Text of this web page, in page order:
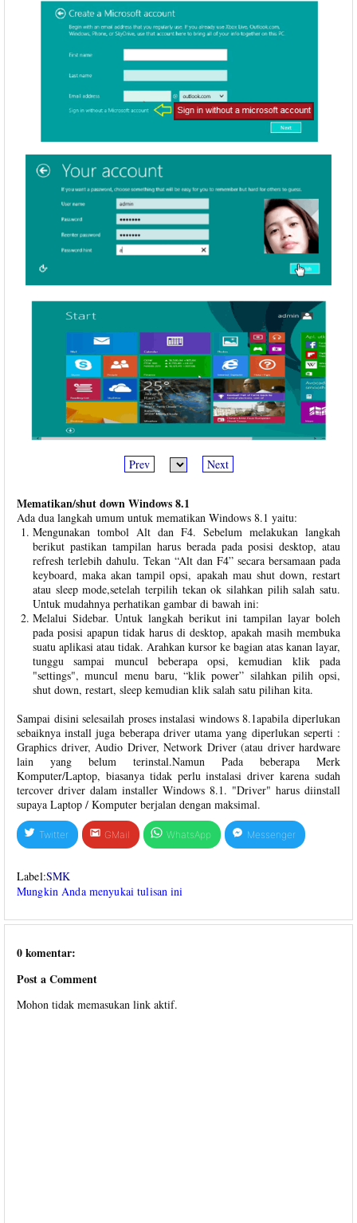
Prev Next
Mematikan/shut down Windows 8.1
Ada dua langkah umum untuk mematikan Windows 8.1 yaitu:
Mengunakan tombol Alt dan F4. Sebelum melakukan langkah
berikut pastikan tampilan harus berada pada posisi desktop, atau
refresh terlebih dahulu. Tekan “Alt dan F4” secara bersamaan pada
keyboard, maka akan tampil opsi, apakah mau shut down, restart
atau sleep mode,setelah terpilih tekan ok silahkan pilih salah satu.
Untuk mudahnya perhatikan gambar di bawah ini:
Melalui Sidebar. Untuk langkah berikut ini tampilan layar boleh
pada posisi apapun tidak harus di desktop, apakah masih membuka
suatu aplikasi atau tidak. Arahkan kursor ke bagian atas kanan layar,
tunggu sampai muncul beberapa opsi, kemudian klik pada
"settings", muncul menu baru, “klik power” silahkan pilih opsi,
shut down, restart, sleep kemudian klik salah satu pilihan kita.
Sampai disini selesailah proses instalasi windows 8.1apabila diperlukan
sebaiknya install juga beberapa driver utama yang diperlukan seperti :
Graphics driver, Audio Driver, Network Driver (atau driver hardware
lain yang belum terinstal.Namun Pada beberapa Merk
Komputer/Laptop, biasanya tidak perlu instalasi driver karena sudah
tercover driver dalam installer Windows 8.1. "Driver" harus diinstall
supaya Laptop / Komputer berjalan dengan maksimal.
Twitter GMail WhatsApp Messenger
Label:SMK
Mungkin Anda menyukai tulisan ini
0 komentar:
Post a Comment
Mohon tidak memasukan link aktif.